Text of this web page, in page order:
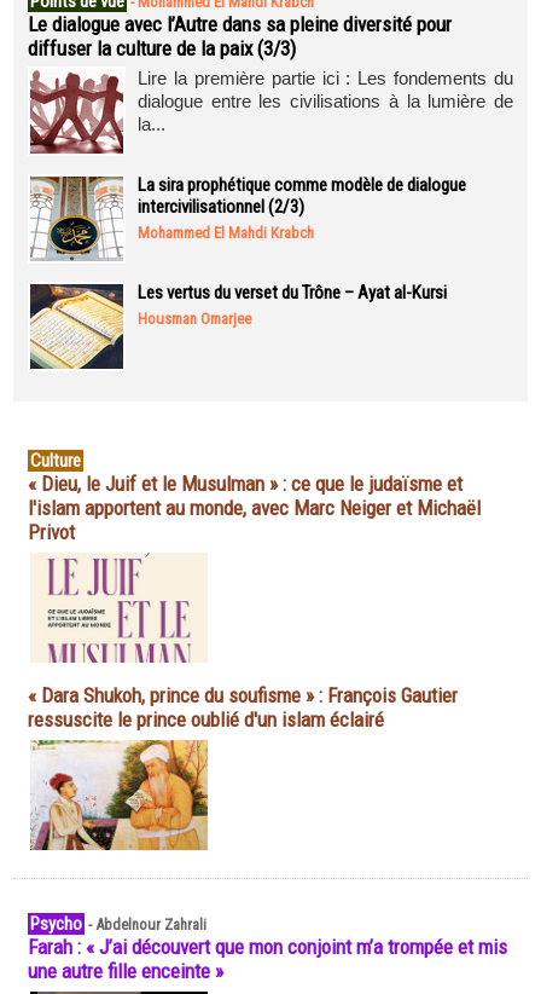
Le dialogue avec l’Autre dans sa pleine diversité pour
diffuser la culture de la paix (3/3)
Lire la première partie ici : Les fondements du
dialogue entre les civilisations à la lumière de
la...
La sira prophétique comme modèle de dialogue
intercivilisationnel (2/3)
Mohammed El Mahdi Krabch
Les vertus du verset du Trône – Ayat al-Kursi
Housman Omarjee
Culture
« Dieu, le Juif et le Musulman » : ce que le judaïsme et
l'islam apportent au monde, avec Marc Neiger et Michaël
Privot
« Dara Shukoh, prince du soufisme » : François Gautier
ressuscite le prince oublié d'un islam éclairé
Psycho -Abdelnour Zahrali
Farah : « J’ai découvert que mon conjoint m’a trompée et mis
une autre fille enceinte »